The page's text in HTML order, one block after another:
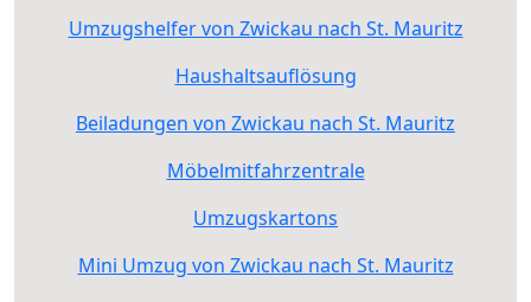
Umzugshelfer von Zwickau nach St. Mauritz
Haushaltsauflösung
Beiladungen von Zwickau nach St. Mauritz
Möbelmitfahrzentrale
Umzugskartons
Mini Umzug von Zwickau nach St. Mauritz